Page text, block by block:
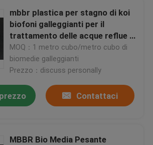
mbbr plastica per stagno di koi
biofoni galleggianti per il
trattamento delle acque reflue in
hdpe
MOQ：1 metro cubo/metro cubo di
biomedie galleggianti
Prezzo：discuss personally
Contattaci
MBBR Bio Media Pesante